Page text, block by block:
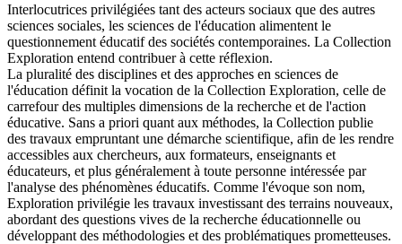
Interlocutrices privilégiées tant des acteurs sociaux que des autres
sciences sociales, les sciences de l'éducation alimentent le
questionnement éducatif des sociétés contemporaines. La Collection
Exploration entend contribuer à cette réflexion.
La pluralité des disciplines et des approches en sciences de
l'éducation définit la vocation de la Collection Exploration, celle de
carrefour des multiples dimensions de la recherche et de l'action
éducative. Sans a priori quant aux méthodes, la Collection publie
des travaux empruntant une démarche scientifique, afin de les rendre
accessibles aux chercheurs, aux formateurs, enseignants et
éducateurs, et plus généralement à toute personne intéressée par
l'analyse des phénomènes éducatifs. Comme l'évoque son nom,
Exploration privilégie les travaux investissant des terrains nouveaux,
abordant des questions vives de la recherche éducationnelle ou
développant des méthodologies et des problématiques prometteuses.